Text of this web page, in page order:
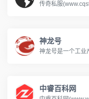
神龙号
中睿百科网